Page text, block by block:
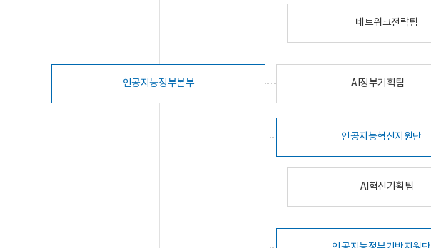
네트워크전략팀
인공지능정부본부 AI정부기획팀
인공지능혁신지원단
AI혁신기획팀